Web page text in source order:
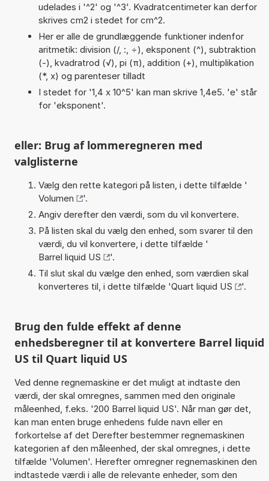
udelades i '^2' og '^3'. Kvadratcentimeter kan derfor
skrives cm2 i stedet for cm^2.
Her er alle de grundlæggende funktioner indenfor
aritmetik: division (/, :, ÷), eksponent (^), subtraktion
(-), kvadratrod (√), pi (π), addition (+), multiplikation
(*, x) og parenteser tilladt
I stedet for '1,4 x 10^5' kan man skrive 1,4e5. 'e' står
for 'eksponent'.
eller: Brug af lommeregneren med
valglisterne
Vælg den rette kategori på listen, i dette tilfælde '
Volumen
'.
Angiv derefter den værdi, som du vil konvertere.
På listen skal du vælg den enhed, som svarer til den
værdi, du vil konvertere, i dette tilfælde '
Barrel liquid US
'.
Til slut skal du vælge den enhed, som værdien skal
konverteres til, i dette tilfælde 'Quart liquid US '.
Brug den fulde effekt af denne
enhedsberegner til at konvertere Barrel liquid
US til Quart liquid US
Ved denne regnemaskine er det muligt at indtaste den
værdi, der skal omregnes, sammen med den originale
måleenhed, f.eks. '200 Barrel liquid US'. Når man gør det,
kan man enten bruge enhedens fulde navn eller en
forkortelse af det Derefter bestemmer regnemaskinen
kategorien af den måleenhed, der skal omregnes, i dette
tilfælde 'Volumen'. Herefter omregner regnemaskinen den
indtastede værdi i alle de relevante enheder, som den